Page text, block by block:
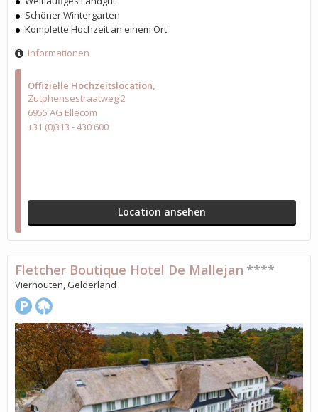
Offizielle Hochzeitslocation
Zutphensestraatweg 2
6955 AG Ellecom
+31 (0)313 - 430 600
Location ansehen
Schöner Wintergarten
Komplette Hochzeit an einem Ort
Informationen
Fletcher Boutique Hotel De Mallejan ****
Vierhouten, Gelderland